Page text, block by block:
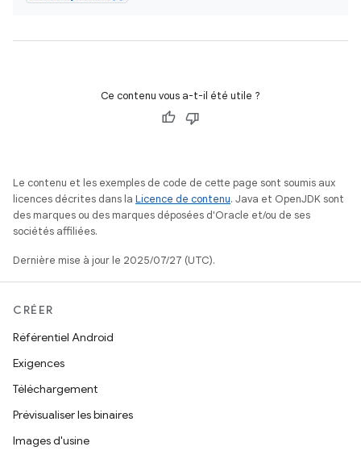
Ce contenu vous a-t-il été utile ?
Le contenu et les exemples de code de cette page sont soumis aux
licences décrites dans la Licence de contenu. Java et OpenJDK sont
des marques ou des marques déposées d'Oracle et/ou de ses
sociétés affiliées.
Dernière mise à jour le 2025/07/27 (UTC).
CRÉER
Référentiel Android
Exigences
Téléchargement
Prévisualiser les binaires
Images d'usine